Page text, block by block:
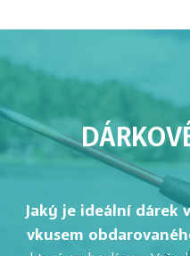
Jaký je ideální dárek
vkusem